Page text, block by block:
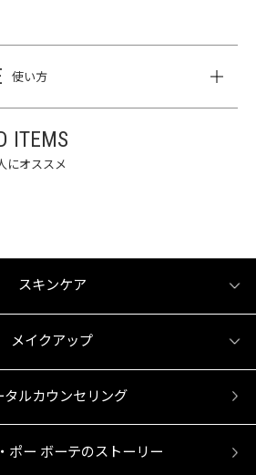
使い方
ITEMS
にオススメ
スキンケア
メイクアップ
タルカウンセリング
ポー ボーテのストーリー